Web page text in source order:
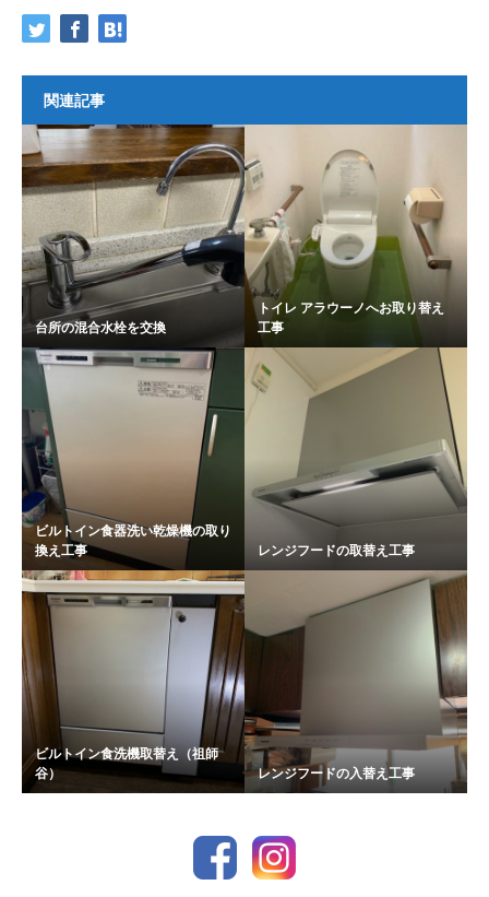
関連記事
台所の混合水栓を交換
トイレ アラウーノへお取り替え
工事
ビルトイン食器洗い乾燥機の取り
換え工事
レンジフードの取替え工事
ビルトイン食洗機取替え（祖師
谷）
レンジフードの入替え工事